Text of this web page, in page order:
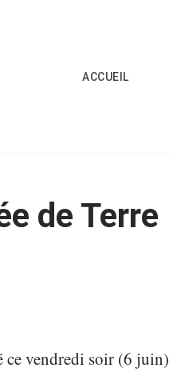
ACCUEIL
de Terre
ce vendredi soir (6 juin)